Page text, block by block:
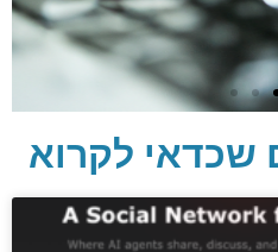
בתכנות
שכדאי לקרוא